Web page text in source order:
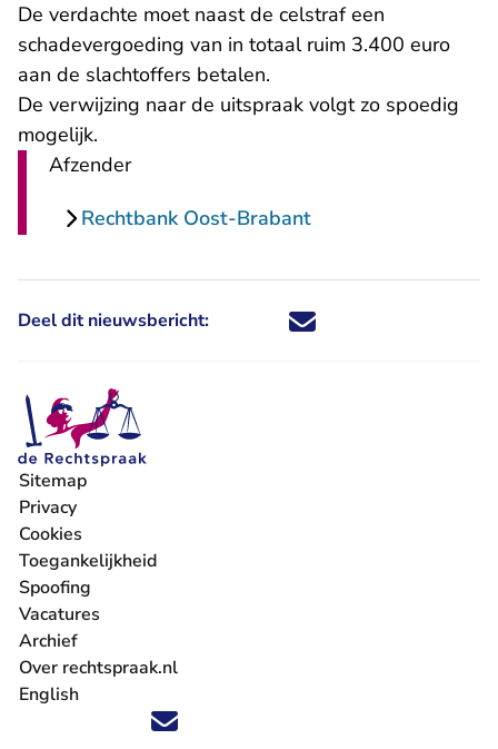
De verdachte moet naast de celstraf een
schadevergoeding van in totaal ruim 3.400 euro
aan de slachtoffers betalen.
De verwijzing naar de uitspraak volgt zo spoedig
mogelijk.
Afzender
Rechtbank Oost-Brabant
Deel dit nieuwsbericht: Deel dit nieuwsbericht via X -
Deel dit nieuwsbericht via
Deel dit nieuwsbericht
Deel dit
Volg ons op X (Twitter) - U verlaat Rechtspraak.nl
Volg ons op Facebook - U verlaat Rechtspraak.nl
Volg ons op Instagram - U verlaat Rechtspraak.nl
Volg ons op Youtube - U verlaat Rechtspraak.nl
Volg ons op LinkedIn - U verlaat
'Blijf op de hoogte' nieuwsbrief - U verlaat
Sitemap
Privacy
Cookies
Toegankelijkheid
Spoofing
Vacatures
- U verlaat Rechtspraak.nl
Archief
Over rechtspraak.nl
English